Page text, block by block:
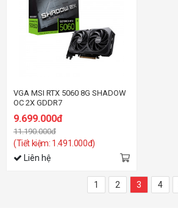
VGA MSI RTX 5060 8G SHADOW
OC 2X GDDR7
9.699.000đ
11.190.000đ
(Tiết kiệm: 1.491.000đ)
Liên hệ
1 2 3 4